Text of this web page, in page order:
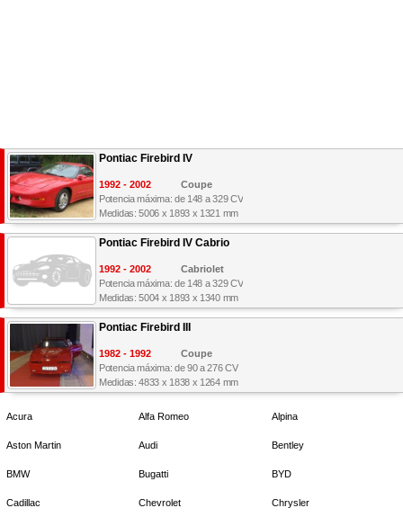
Pontiac Firebird IV
1992 - 2002
Coupe
Potencia máxima: de 148 a 329 CV
Medidas: 5006 x 1893 x 1321 mm
Pontiac Firebird IV Cabrio
1992 - 2002
Cabriolet
Potencia máxima: de 148 a 329 CV
Medidas: 5004 x 1893 x 1340 mm
Pontiac Firebird III
1982 - 1992
Coupe
Potencia máxima: de 90 a 276 CV
Medidas: 4833 x 1838 x 1264 mm
Acura Alfa Romeo Alpina
Aston Martin Audi Bentley
BMW Bugatti BYD
Cadillac Chevrolet Chrysler